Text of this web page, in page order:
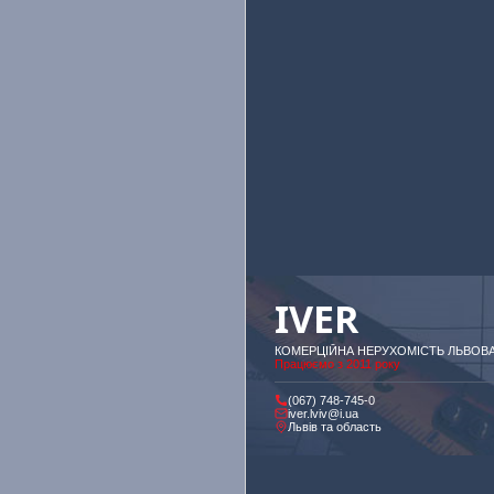
IVER
КОМЕРЦІЙНА НЕРУХОМІСТЬ
Працюємо з 2011 року
(067) 748-745-0
iver.lviv@i.ua
Львів та область